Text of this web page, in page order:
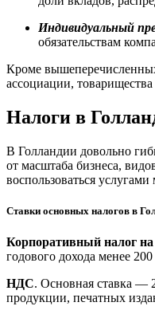
Индивидуальный
обязательствам
Кроме
ассоциации,
Налоги в
В Голландии довольно
от масштаба бизнеса,
воспользоваться
Ставки основных налогов в
Корпоративный налог
годового дохода менее
НДС. Основная ставка —
продукции, печатных